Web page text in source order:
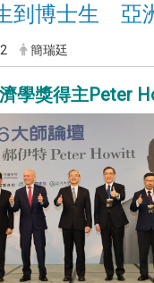
到博士生 亞
簡瑞廷
學獎得主Peter